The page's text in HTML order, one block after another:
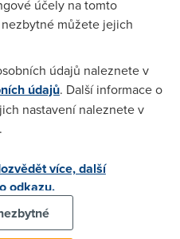
- slibující několik
e-booků.
zacinaji brzdit, kdyz se teprv
?? :-D
účely na tomto
můžete jejich
údajů naleznete v
údajů. Další informace o
nastavení naleznete v
.
více, další
odkazu.